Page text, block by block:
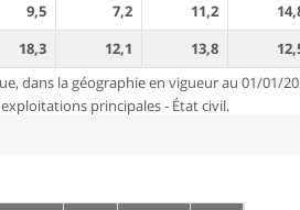
9,5 7,2 11,2
18,3 12,1 13,8
dans la géographie en vigueur au 01/01/
exploitations principales - État civil.